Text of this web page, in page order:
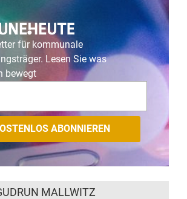
für kommunale
Lesen Sie was
bewegt
MALLWITZ